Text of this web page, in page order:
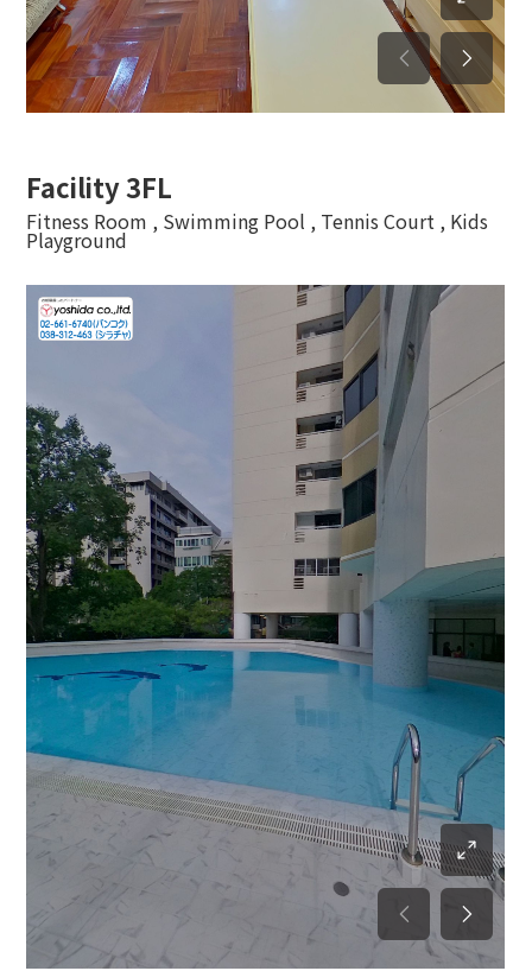
Facility 3FL
Fitness Room , Swimming Pool , Tennis Court , Kids
Playground